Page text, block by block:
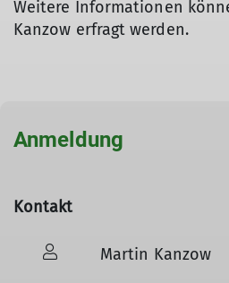
Weitere Informationen
Kanzow erfragt werden.
Anmeldung
Kontakt
Martin Kanzow